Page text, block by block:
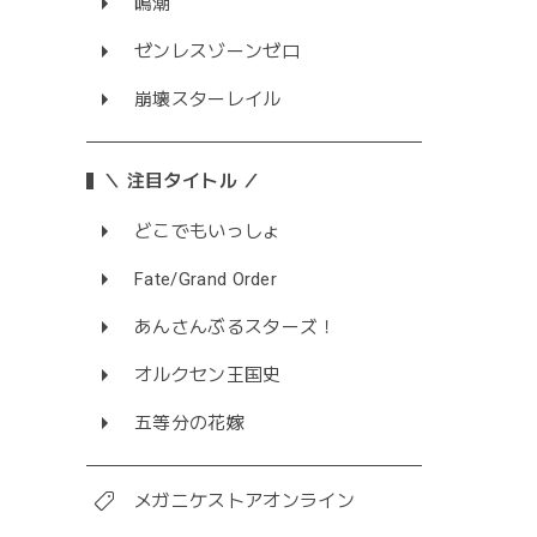
ゼンレスゾーンゼロ
崩壊スターレイル
＼ 注目タイトル ／
どこでもいっしょ
Fate/Grand Order
あんさんぶるスターズ！
オルクセン王国史
五等分の花嫁
メガニケストアオンライン